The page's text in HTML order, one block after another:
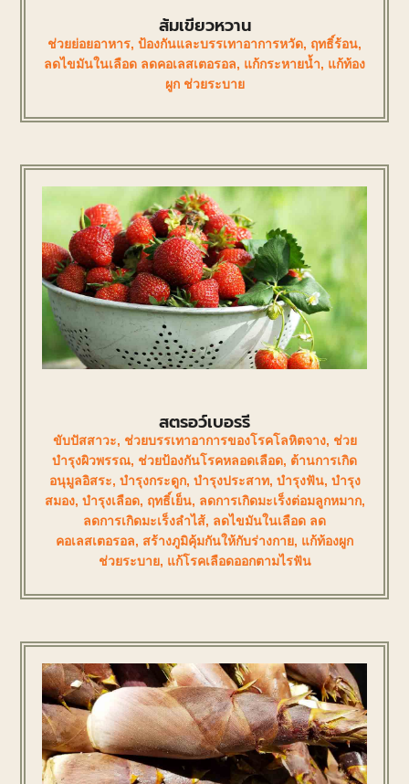
ส้มเขียวหวาน
ช่วยย่อยอาหาร, ป้องกันและบรรเทาอาการหวัด, ฤทธิ์ร้อน,
ลดไขมันในเลือด ลดคอเลสเตอรอล, แก้กระหายน้ำ, แก้ท้อง
ผูก ช่วยระบาย
สตรอว์เบอรรี
ขับปัสสาวะ, ช่วยบรรเทาอาการของโรคโลหิตจาง, ช่วย
บำรุงผิวพรรณ, ช่วยป้องกันโรคหลอดเลือด, ต้านการเกิด
อนุมูลอิสระ, บำรุงกระดูก, บำรุงประสาท, บำรุงฟัน, บำรุง
สมอง, บำรุงเลือด, ฤทธิ์เย็น, ลดการเกิดมะเร็งต่อมลูกหมาก,
ลดการเกิดมะเร็งลำไส้, ลดไขมันในเลือด ลด
คอเลสเตอรอล, สร้างภูมิคุ้มกันให้กับร่างกาย, แก้ท้องผูก
ช่วยระบาย, แก้โรคเลือดออกตามไรฟัน